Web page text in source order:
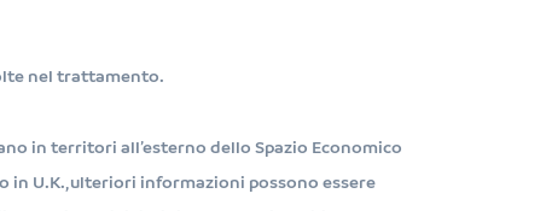
nel trattamento.
in territori all’esterno dello Spazio Economico
in U.K., ulteriori informazioni possono essere